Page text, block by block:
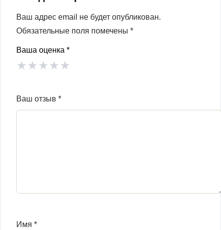
Ваш адрес email не будет опубликован.
Обязательные поля помечены *
Ваша оценка *
★★★★★
Ваш отзыв *
Имя *